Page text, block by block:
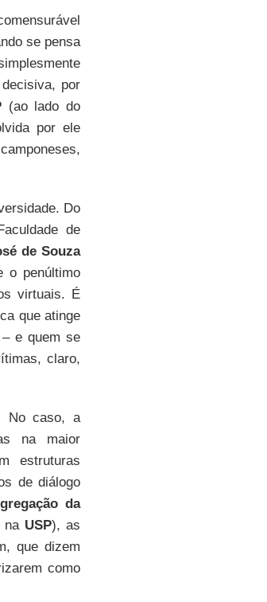
se pensa
por
(ao lado do
por ele
Do
de
de Souza
o penúltimo
virtuais. É
que atinge
e quem se
claro,
No caso, a
na maior
estruturas
de diálogo
da
na USP), as
que dizem
como